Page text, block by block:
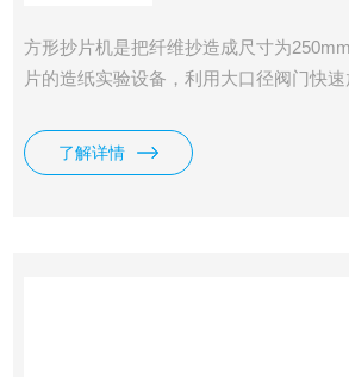
方形抄片机是把纤维抄造成尺寸为
片的造纸实验设备，利用大口径阀门快
成型前的搅拌采用手动搅拌和气动搅拌两
超博、超厚、超细纤维的成型。后续选配
了解详情